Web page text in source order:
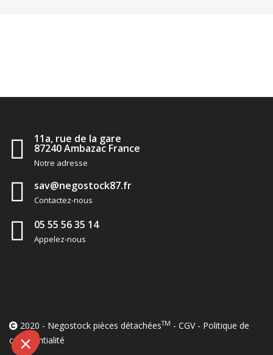
11a, rue de la gare
87240 Ambazac France
Notre adresse
sav@negostock87.fr
Contactez-nous
05 55 56 35 14
Appelez-nous
2020 - Negostock pièces détachéesTM - CGV- Politique de
confidentialité